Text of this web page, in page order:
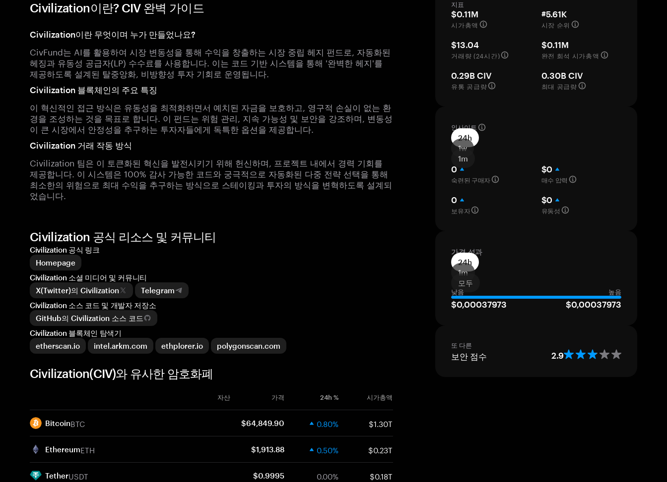
Civilization이란? CIV 완벽 가이드
Civilization이란 무엇이며 누가 만들었나요?
CivFund는 AI를 활용하여 시장 변동성을 통해 수익을 창출하는 시장 중립 헤지 펀드로, 자동화된
헤징과 유동성 공급자(LP) 수수료를 사용합니다. 이는 코드 기반 시스템을 통해 '완벽한 헤지'를
제공하도록 설계된 탈중앙화, 비방향성 투자 기회로 운영됩니다.
Civilization 블록체인의 주요 특징
이 혁신적인 접근 방식은 유동성을 최적화하면서 예치된 자금을 보호하고, 영구적 손실이 없는 환
경을 조성하는 것을 목표로 합니다. 이 펀드는 위험 관리, 지속 가능성 및 보안을 강조하며, 변동성
이 큰 시장에서 안정성을 추구하는 투자자들에게 독특한 옵션을 제공합니다.
Civilization 거래 작동 방식
Civilization 팀은 이 토큰화된 혁신을 발전시키기 위해 헌신하며, 프로젝트 내에서 경력 기회를
제공합니다. 이 시스템은 100% 감사 가능한 코드와 궁극적으로 자동화된 다중 전략 선택을 통해
최소한의 위험으로 최대 수익을 추구하는 방식으로 스테이킹과 투자의 방식을 변혁하도록 설계되
었습니다.
지표
$0.11M
시가총액
#5.61K
시장 순위
$13.04
거래량 (24시간)
$0.11M
완전 희석 시가총액
0.29B CIV
유통 공급량
0.30B CIV
최대 공급량
인사이트
24h
1w
1m
0
숙련된 구매자
$0
매수 압력
0
보유자
$0
유동성
가격 성과
24h
1m
모두
낮음 높음
$0,00037973 $0,00037973
또 다른
보안 점수 2.9
Civilization 공식 리소스 및 커뮤니티
Civilization 공식 링크
Homepage
Civilization 소셜 미디어 및 커뮤니티
X(Twitter)의 Civilization
Telegram
Civilization 소스 코드 및 개발자 저장소
GitHub의 Civilization 소스 코드
Civilization 블록체인 탐색기
etherscan.io
intel.arkm.com ethplorer.io polygonscan.com
Civilization(CIV)와 유사한 암호화폐
자산 가격 24h % 시가총액
BitcoinBTC $64,849.90 0.80% $1.30T
EthereumETH $1,913.88 0.50% $0.23T
TetherUSDT $0.9995 0.00% $0.18T